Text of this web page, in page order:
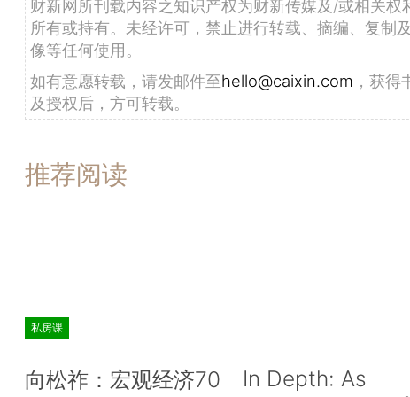
财新网所刊载内容之知识产权为财新传媒及/或相关权
所有或持有。未经许可，禁止进行转载、摘编、复制
像等任何使用。
如有意愿转载，请发邮件至hello@caixin.com ，获得
及授权后，方可转载。
推荐阅读
私房课
向松祚：宏观经济70
In Depth: As